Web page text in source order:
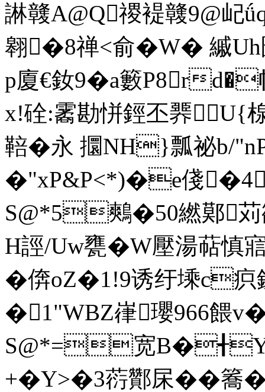
諃竷A@Q禝褆竷9@屺
翱�8禅<俞�W� 縬Uh
p廈€釹9�a籔P8r
x!硂:霱勘恲鋞丕臩U{
鞛�永  攌NH}瓢祕
�"xP&P<*)�e俴�4
S@*5鷞�50繎鄚苅
H誙/Uw甕�W壓湯萜
�倴oZ�1!9诱纡塖c疻
�1"WBZ嵂瓔966餵
S@*=宽
+�Y>�3葕酇杘��簥